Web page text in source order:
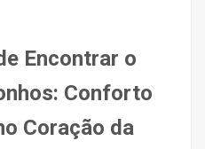
Encontrar o
Conforto
Coração da